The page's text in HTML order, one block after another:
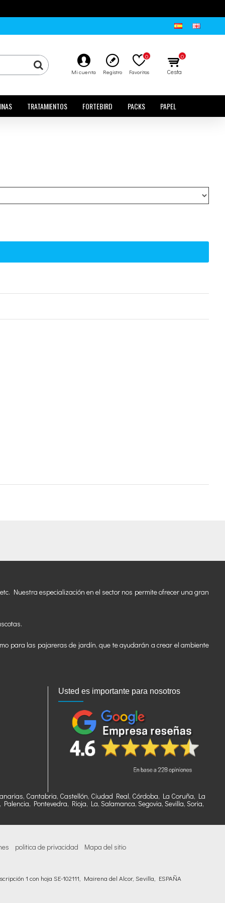
Mi cuenta Registro Favoritos
0
Cesta
0
TRATAMIENTOS FORTEBIRD PACKS PAPEL
Nuestra especialización en el sector nos permite ofrecer una gran
para las pajareras de jardín, que te ayudarán a crear el ambiente
Usted es importante para nosotros
Cantabria, Castellón, Ciudad Real, Córdoba, La Coruña, La
Pontevedra, Rioja, La, Salamanca, Segovia, Sevilla, Soria,
politica de privacidad
Mapa del sitio
1 con hoja SE-102111, Mairena del Alcor, Sevilla, ESPAÑA